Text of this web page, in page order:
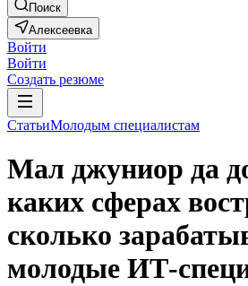
Поиск
Алексеевка
Войти
Войти
Создать резюме
СтатьиМолодым специалистам
Мал джуниор да
каких сферах
сколько
молодые ИТ-